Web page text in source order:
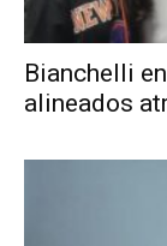
Bianchelli
alineados